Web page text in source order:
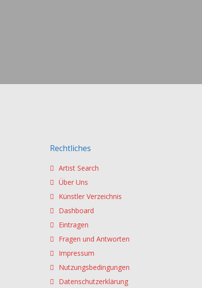
Rechtliches
Artist Search
Über Uns
Künstler Verzeichnis
Dashboard
Eintragen
Fragen und Antworten
Impressum
Nutzungsbedingungen
Datenschutzerklärung